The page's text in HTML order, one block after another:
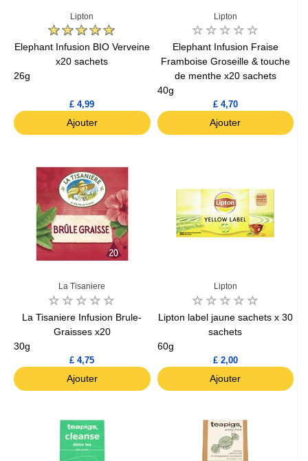
Lipton
Elephant Infusion BIO Verveine
x20 sachets
26g
£ 4,99
Ajouter
Lipton
Elephant Infusion Fraise
Framboise Groseille & touche
de menthe x20 sachets
40g
£ 4,70
Ajouter
La Tisaniere
La Tisaniere Infusion Brule-
Graisses x20
30g
£ 4,75
Ajouter
Lipton
Lipton label jaune sachets x 30
sachets
60g
£ 2,00
Ajouter